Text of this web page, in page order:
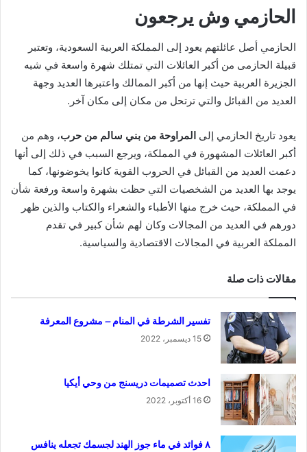
الحازمي وش يرجعون
الحازمي أصل عائلتهم يعود إلى المملكة العربية السعودية، وتعتبر
قبيلة الحازمى من أكبر العائلات التي تمتلك شهرة واسعة في شبه
الجزيرة العربية حيث إنها من أكبر الممالك واعتبرها العديد وجهة
العديد من القبائل والتي ترتحل من مكان إلى مكان آخر.
يعود تاريخ الحازمي إلى المراوحة من بني سالم من حرب، وهم من
أكبر العائلات المشهورة في المملكة، ويرجع السبب في ذلك إلى أنها
دعمت العديد من القبائل في الحروب القوية كانوا يخوضونها، كما
يوجد بها العديد من الشخصيات التي حظت بشهرة واسعة ورفعة شأن
في المملكة، حيث خرج منها الأطباء والشعراء والكتاب والذين ظهر
دورهم في العديد من المجالات وكان لهم شأن كبير في تقدم
المملكة العربية في المجالات الاقتصادية والسياسية.
مقالات ذات صلة
تفسير الشرطة في المنام – مشروع المعرفة
15 ديسمبر، 2022
احدث تصميمات دريسنج من وحي أيكيا
16 أكتوبر، 2022
٨ فوائد في ماء جوز الهند لجسمك تجعله ينافس